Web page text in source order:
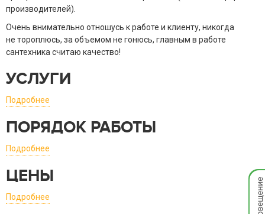
производителей).
Очень внимательно отношусь к работе и клиенту, никогда
не тороплюсь, за объемом не гонюсь, главным в работе
сантехника считаю качество!
УСЛУГИ
Подробнее
ПОРЯДОК РАБОТЫ
Подробнее
ЦЕНЫ
Подробнее